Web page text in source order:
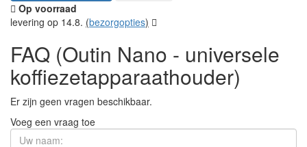
Op voorraad
levering op 14.8. (bezorgopties)
FAQ (Outin Nano - universele
koffiezetapparaathouder)
Er zijn geen vragen beschikbaar.
Voeg een vraag toe